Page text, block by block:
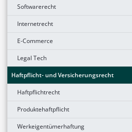
Softwarerecht
Internetrecht
E-Commerce
Legal Tech
Haftpflicht- und Versicherungsrecht
Haftpflichtrecht
Produktehaftpflicht
Werkeigentümerhaftung